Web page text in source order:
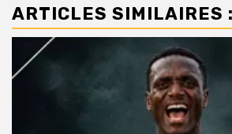
ARTICLES SIMILAIRES :